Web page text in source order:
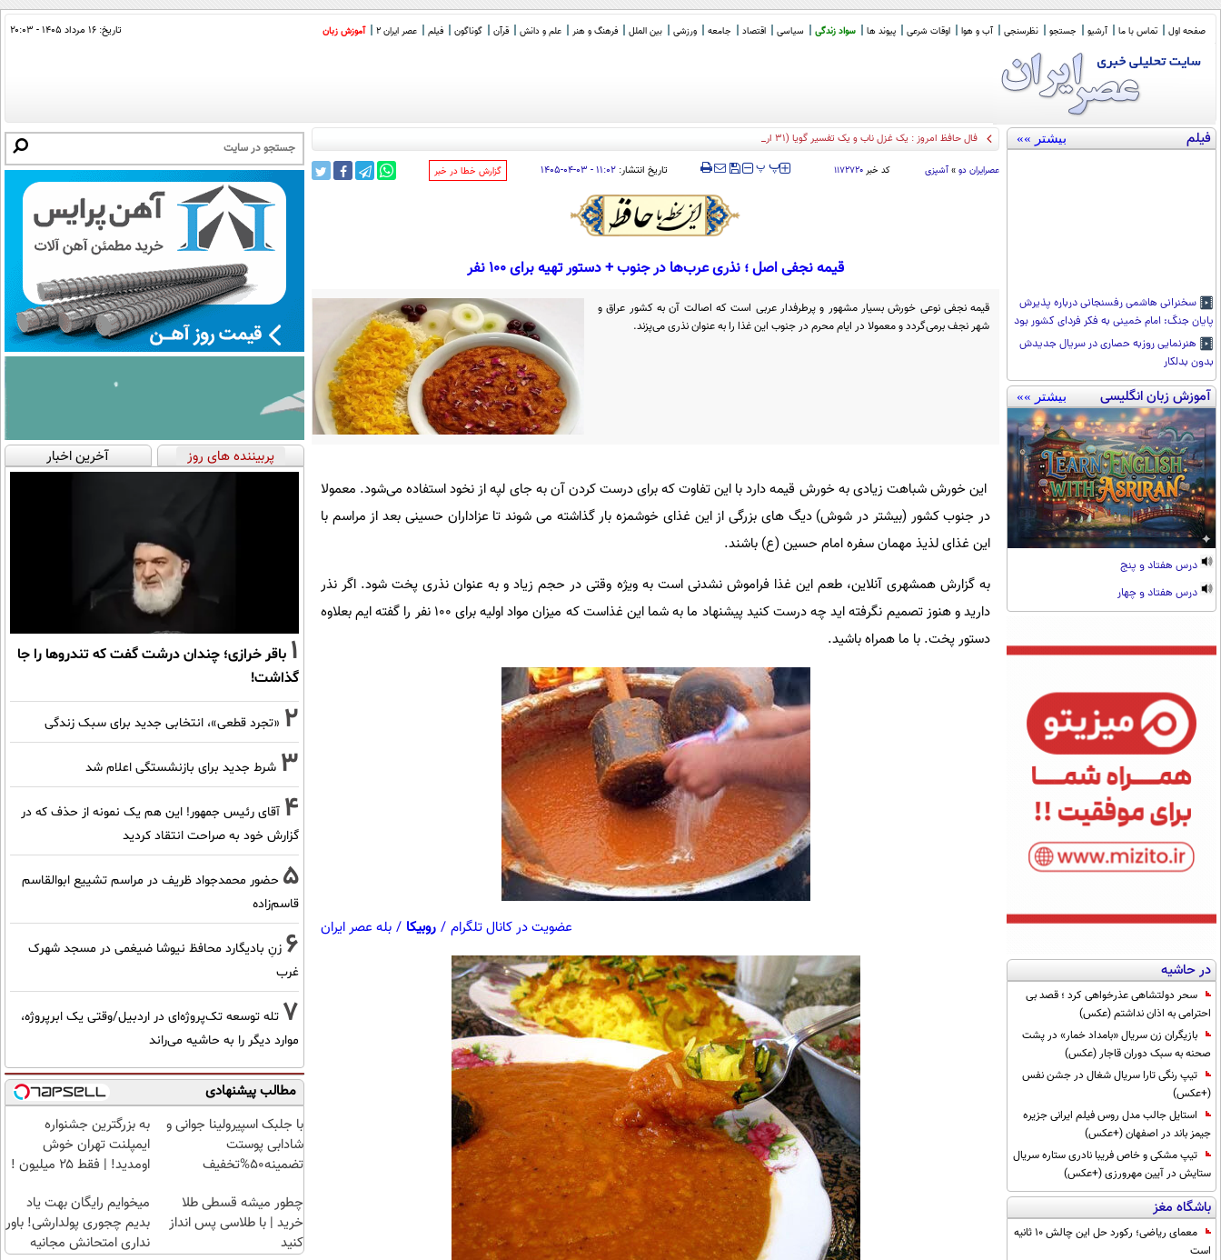
صفحه اول تماس با ما آرشیو جستجو نظرسنجی آب و هوا اوقات شرعی پیوند ها سواد زندگی سیاسی اقتصاد جامعه ورزشی بین الملل فرهنگ و هنر علم و دانش قرآن گوناگون فیلم عصر ایران 2 آموزش زبان تاریخ: ۱۶ مرداد ۱۴۰۵ - ۲۰:۰۳
فیلم بیشتر »»
سخنرانی هاشمی رفسنجانی درباره پذیرش
پایان جنگ: امام خمینی به فکر فردای کشور بود
هنرنمایی روزبه حصاری در سریال جدیدش
بدون بدلکار
آموزش زبان انگلیسی بیشتر »»
درس هفتاد و پنج
درس هفتاد و چهار
در حاشیه
سحر دولتشاهی عذرخواهی کرد ؛ قصد بی
احترامی به اذان نداشتم (عکس)
بازیگران زن سریال «بامداد خمار» در پشت
صحنه به سبک دوران قاجار (عکس)
تیپ رنگی تارا سریال شغال در جشن نفس
(+عکس)
استایل جالب مدل روس فیلم ایرانی جزیره
جیمز باند در اصفهان (+عکس)
تیپ مشکی و خاص فریبا نادری ستاره سریال
ستایش در آیین مهرورزی (+عکس)
باشگاه مغز
معمای ریاضی؛ رکورد حل این چالش 10 ثانیه
است
فال حافظ امروز : یک غزل ناب و یک تفسیر گویا (31 اردیبهشت)
عصرايران دو »آشپزی کد خبر ۱۱۷۲۷۲۰ ‍‍‍ پ پ تاریخ انتشار:۱۱:۰۲ - ۰۳-۰۴-۱۴۰۵ ‌گزارش خطا در خبر
قیمه نجفی اصل ؛ نذری عرب‌ها در جنوب + دستور تهیه برای ۱۰۰ نفر
قیمه نجفی نوعی خورش بسیار مشهور و پرطرفدار عربی است که اصالت آن به کشور عراق و
شهر نجف برمی‌گردد و معمولا در ایام محرم در جنوب این غذا را به عنوان نذری می‌پزند.
این خورش شباهت زیادی به خورش قیمه دارد با این تفاوت که برای درست کردن آن به جای لپه از نخود استفاده می‌شود. معمولا
در جنوب کشور (بیشتر در شوش) دیگ های بزرگی از این غذای خوشمزه بار گذاشته می شوند تا عزاداران حسینی بعد از مراسم با
این غذای لذیذ مهمان سفره امام حسین (ع) باشند.
به گزارش همشهری آنلاین، طعم این غذا فراموش نشدنی است به ویژه وقتی در حجم زیاد و به عنوان نذری پخت شود. اگر نذر
دارید و هنوز تصمیم نگرفته اید چه درست کنید پیشنهاد ما به شما این غذاست که میزان مواد اولیه برای ۱۰۰ نفر را گفته ایم بعلاوه
دستور پخت. با ما همراه باشید.
عضویت در کانال تلگرام / روبیکا / بله عصر ایران
پربیننده های روز آخرین اخبار
1 باقر خرازی؛ چندان درشت گفت که تندروها را جا
گذاشت!
2 «تجرد قطعی»، انتخابی جدید برای سبک زندگی
3 شرط جدید برای بازنشستگی اعلام شد
4 آقای رئیس جمهور! این هم یک نمونه از حذف که در
گزارش خود به صراحت انتقاد کردید
5 حضور محمدجواد ظریف در مراسم تشییع ابوالقاسم
قاسم‌زاده
6 زنِ بادیگارد محافظ نیوشا ضیغمی در مسجد شهرک
غرب
7 تله توسعه تک‌پروژه‌ای در اردبیل/وقتی یک ابرپروژه،
موارد دیگر را به حاشیه می‌راند
مطالب پیشنهادی
با جلبک اسپیرولینا جوانی و
شادابی پوستت
تضمینه50%تخفیف
به بزرگترین جشنواره
ایمپلنت تهران خوش
اومدید! | فقط ۲۵ میلیون !
چطور میشه قسطی طلا
خرید | با طلاسی پس انداز
کنید
میخوایم رایگان بهت یاد
بدیم چجوری پولدارشی! باور
نداری امتحانش مجانیه